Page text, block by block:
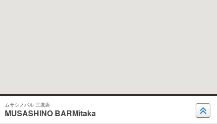
ムサシノバル 三鷹店
MUSASHINO BARMitaka